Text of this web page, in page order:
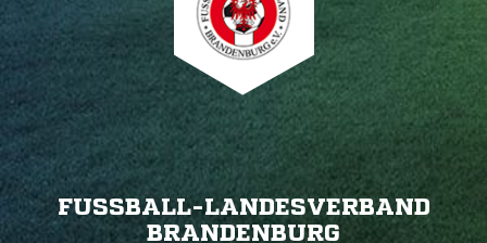
FUSSBALL-LANDESVERBAND B
RANDENBURG